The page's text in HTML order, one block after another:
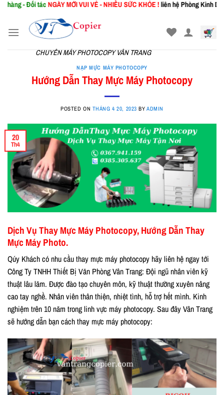
Skip
content
tácNGÀY MỚIVUI VẺ - NHIỀU SỨC KHỎE !liên hệ Phòng Kinh Doanh:
CHUYÊN MÁY PHOTOCOPY VÂN TRANG
NẠP MỰC MÁY PHOTOCOPY
Hướng Dẫn Thay Mực Máy Photocopy
POSTED ON THÁNG 4 20, 2023 BY ADMIN
20
Th4
Dịch Vụ Thay Mực Máy Photocopy, Hướng Dẫn Thay
Mực Máy Photo.
Qúy Khách có nhu cầu thay mực máy photocopy hãy liên hệ ngay tới
Công Ty TNHH Thiết Bị Văn Phòng Vân Trang: Đội ngũ nhân viên kỹ
thuật lâu lăm. Được đào tạo chuyên môn, kỹ thuật thường xuyên nâng
cao tay nghề. Nhân viên thân thiện, nhiệt tình, hỗ trợ hết mình. Kinh
nghiệm trên 10 năm trong linh vực máy photocopy. Sau đây Vân Trang
sẽ hướng dẫn bạn cách thay mực máy photocopy: